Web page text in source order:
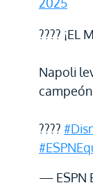
???? ¡EL
Napoli
????
— ESPN